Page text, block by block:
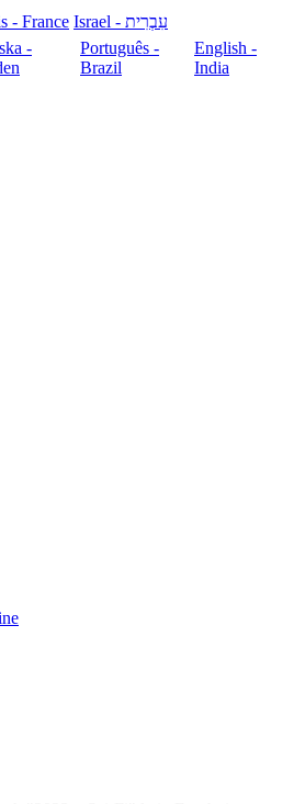
- France
עִבְרִית - Israel
-
Português -
Brazil
English -
India